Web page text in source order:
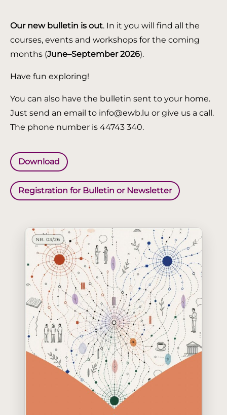
Our new bulletin is out. In it you will find all the
courses, events and workshops for the coming
months (June–September 2026).
Have fun exploring!
You can also have the bulletin sent to your home.
Just send an email to info@ewb.lu or give us a call.
The phone number is 44743 340.
Download
Registration for Bulletin or Newsletter